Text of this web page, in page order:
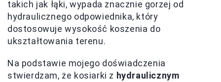
takich jak łąki, wypada znacznie gorzej od
hydraulicznego odpowiednika, który
dostosowuje wysokość koszenia do
ukształtowania terenu.
Na podstawie mojego doświadczenia
stwierdzam, że kosiarki z hydraulicznym